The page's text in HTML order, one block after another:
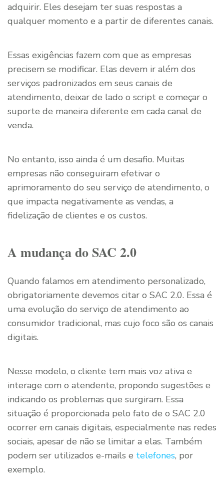
adquirir. Eles desejam ter suas respostas a
qualquer momento e a partir de diferentes canais.
Essas exigências fazem com que as empresas
precisem se modificar. Elas devem ir além dos
serviços padronizados em seus canais de
atendimento, deixar de lado o script e começar o
suporte de maneira diferente em cada canal de
venda.
No entanto, isso ainda é um desafio. Muitas
empresas não conseguiram efetivar o
aprimoramento do seu serviço de atendimento, o
que impacta negativamente as vendas, a
fidelização de clientes e os custos.
A mudança do SAC 2.0
Quando falamos em atendimento personalizado,
obrigatoriamente devemos citar o SAC 2.0. Essa é
uma evolução do serviço de atendimento ao
consumidor tradicional, mas cujo foco são os canais
digitais.
Nesse modelo, o cliente tem mais voz ativa e
interage com o atendente, propondo sugestões e
indicando os problemas que surgiram. Essa
situação é proporcionada pelo fato de o SAC 2.0
ocorrer em canais digitais, especialmente nas redes
sociais, apesar de não se limitar a elas. Também
podem ser utilizados e-mails e telefones, por
exemplo.